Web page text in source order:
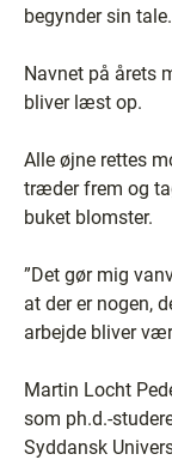
begynder sin tale.
Navnet på årets
bliver læst op.
Alle øjne rettes
træder frem og
buket blomster.
”Det gør mig
at der er nogen,
arbejde bliver
Martin Locht
som ph.d.-
Syddansk